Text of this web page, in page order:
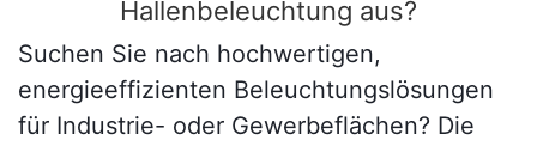
Hallenbeleuchtung aus?
Suchen Sie nach hochwertigen,
energieeffizienten Beleuchtungslösungen
für Industrie- oder Gewerbeflächen? Die